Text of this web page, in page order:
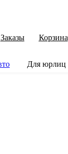
Заказы Корзина
Для юрлиц